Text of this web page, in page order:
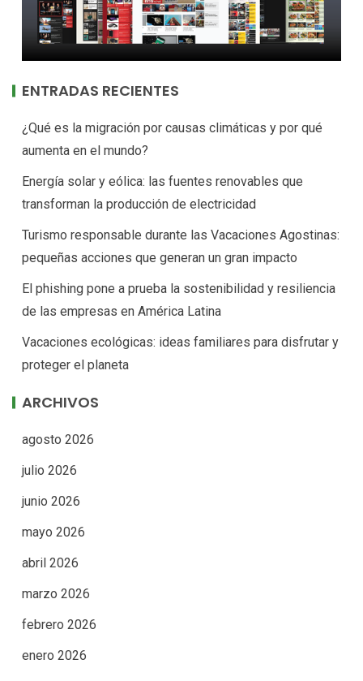
ENTRADAS RECIENTES
¿Qué es la migración por causas climáticas y por qué
aumenta en el mundo?
Energía solar y eólica: las fuentes renovables que
transforman la producción de electricidad
Turismo responsable durante las Vacaciones Agostinas:
pequeñas acciones que generan un gran impacto
El phishing pone a prueba la sostenibilidad y resiliencia
de las empresas en América Latina
Vacaciones ecológicas: ideas familiares para disfrutar y
proteger el planeta
ARCHIVOS
agosto 2026
julio 2026
junio 2026
mayo 2026
abril 2026
marzo 2026
febrero 2026
enero 2026